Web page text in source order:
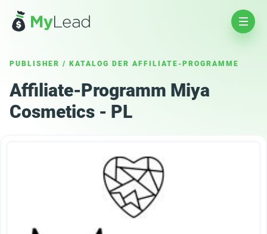
PUBLISHER / KATALOG DER AFFILIATE-PROGRAMME
Affiliate-Programm Miya
Cosmetics - PL